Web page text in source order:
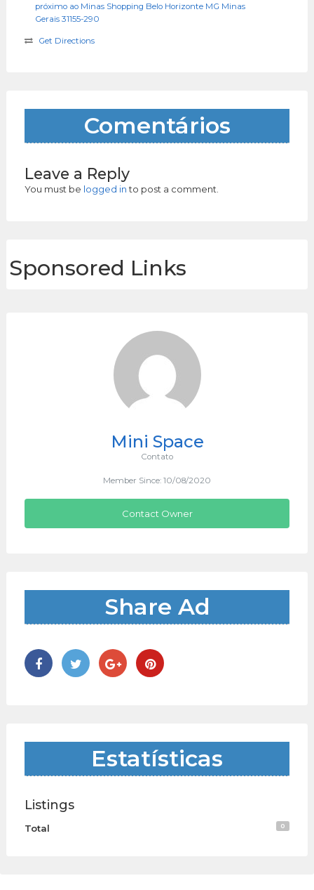
próximo ao Minas Shopping Belo Horizonte MG Minas
Gerais 31155-290
Get Directions
Comentários
Leave a Reply
You must be logged into post a comment.
Sponsored Links
Mini Space
Contato
Member Since: 10/08/2020
Contact Owner
Share Ad
Estatísticas
Listings
Total 0